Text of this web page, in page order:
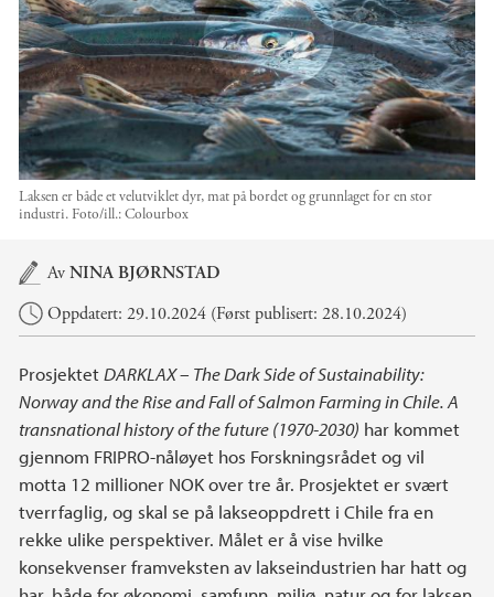
Laksen er både et velutviklet dyr, mat på bordet og grunnlaget for en stor
industri. Foto/ill.:Colourbox
Hovedinnhold
AvNINA BJØRNSTAD
Oppdatert: 29.10.2024 (Først publisert: 28.10.2024)
ProsjektetDARKLAX – The Dark Side of Sustainability:
Norway and the Rise and Fall of Salmon Farming in Chile. A
transnational history of the future (1970-2030) har kommet
gjennom FRIPRO-nåløyet hos Forskningsrådet og vil
motta 12 millioner NOK over tre år. Prosjektet er svært
tverrfaglig, og skal se på lakseoppdrett i Chile fra en
rekke ulike perspektiver. Målet er å vise hvilke
konsekvenser framveksten av lakseindustrien har hatt og